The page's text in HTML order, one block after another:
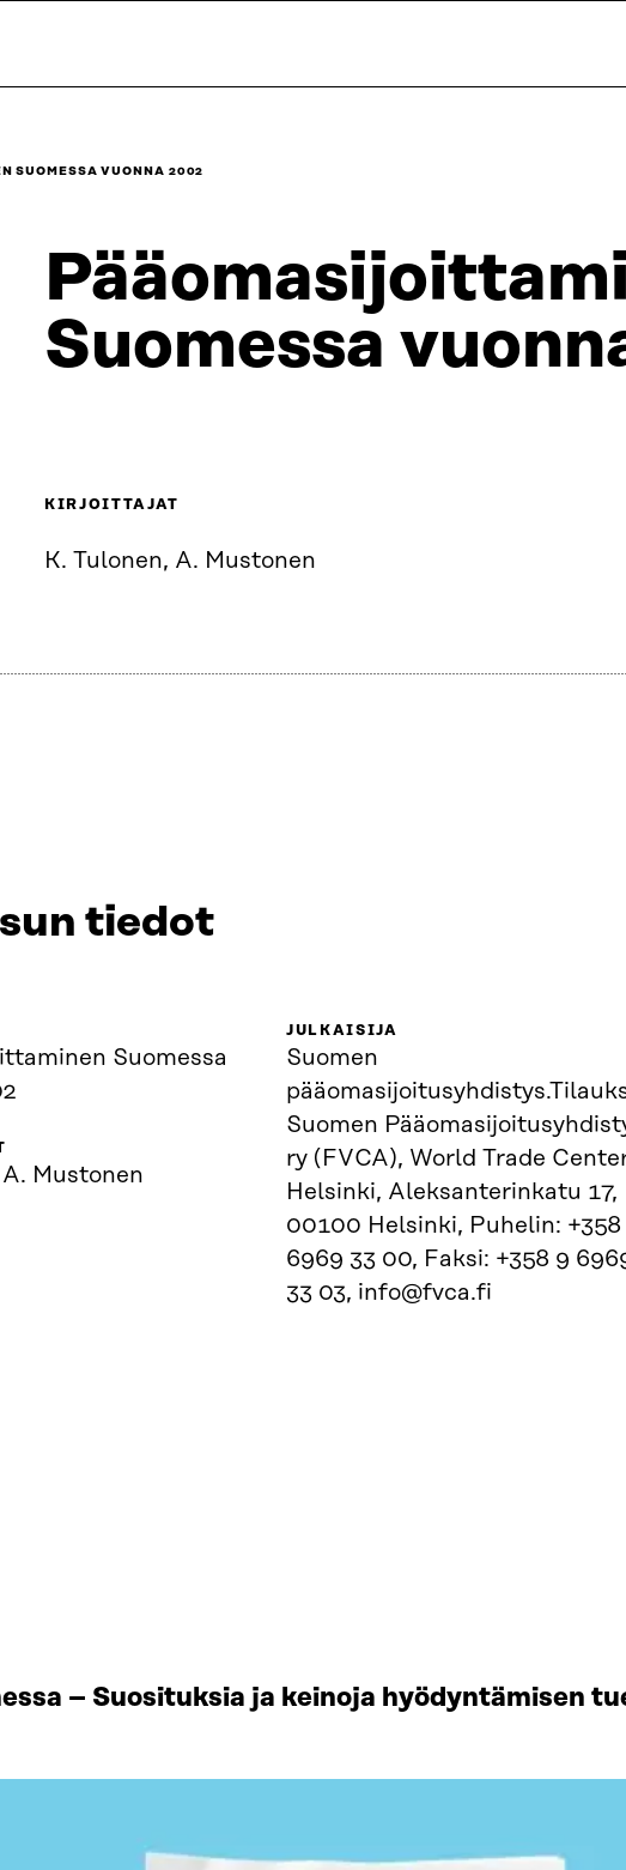
SUOMESSA VUONNA 2002
Suomessa
KIRJOITTAJAT
K. Tulonen, A. Mustonen
tiedot
Suomessa
Mustonen
JULKAISIJA
Suomen
Suomen
ry (FVCA), World Trade
Helsinki, Aleksanterinkatu 17,
00100 Helsinki, Puhelin: +358
6969 33 00, Faksi: +358 9
33 03, info@fvca.fi
– Suosituksia ja keinoja hyödyntämisen